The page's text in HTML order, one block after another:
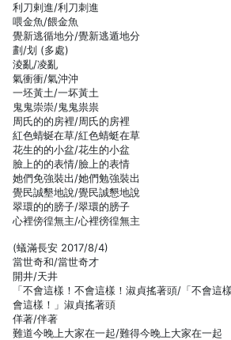
利刀剌進/利刀刺進
喂金魚/餵金魚
覺新逃循地分/覺新逃遁地分
劃/划 (多處)
淩亂/凌亂
氣衝衝/氣沖沖
一坯黃土/一坏黃土
鬼鬼崇崇/鬼鬼祟祟
周氏的的房裡/周氏的房裡
紅色蜻蜒在草/紅色蜻蜓在草
花生的的小盆/花生的小盆
臉上的的表情/臉上的表情
她們免強裝出/她們勉強裝出
覺民誠墾地說/覺民誠懇地說
翠環的的膀子/翠環的膀子
心裡傍徨無主/心裡徬徨無主
(蟻滿長安 2017/8/4)
當世奇和/當世奇才
開井/天井
「不會這樣！不會這樣！淑貞搖著頭/「不會這
會這樣！」淑貞搖著頭
佯著/伴著
難道今晚上大家在一起/難得今晚上大家在一起